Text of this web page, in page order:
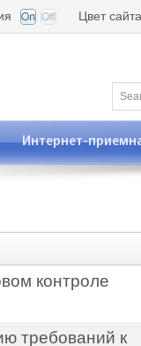
Цвет сайта
Интернет-
контроле
требований к